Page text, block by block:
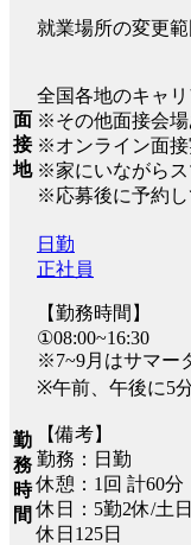
就業場所の変更
面
接
地
全国各地のキャ
※その他面接会場
※オンライン面接
※家にいながら
※応募後に予約し
勤
務
時
間
日勤
正社員
【勤務時間】
①08:00~16:30
※7~9月はサマー
※午前、午後に5
【備考】
勤務：日勤
休憩：1回 計60分
休日：5勤2休/土
休日125日